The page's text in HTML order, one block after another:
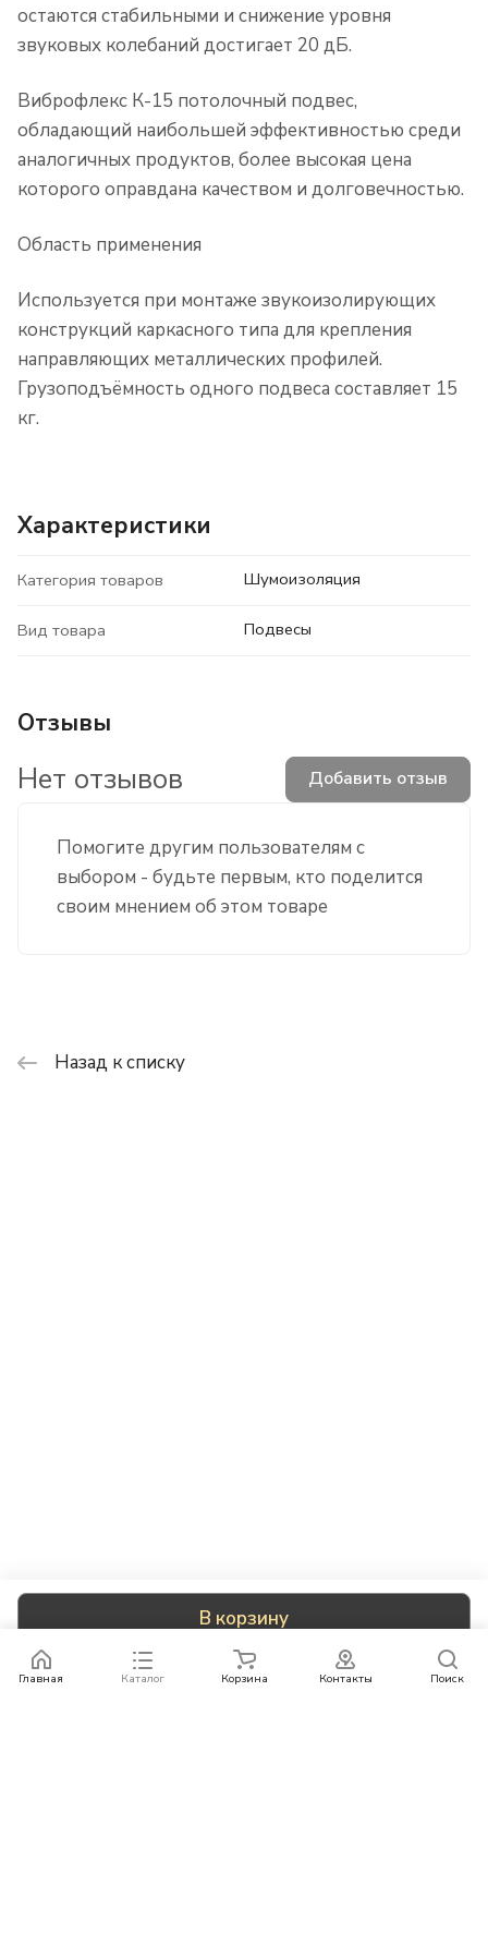
В корзину
остаются стабильными и снижение уровня
звуковых колебаний достигает 20 дБ.
Виброфлекс К-15 потолочный подвес,
обладающий наибольшей эффективностью среди
аналогичных продуктов, более высокая цена
которого оправдана качеством и долговечностью.
Область применения
Используется при монтаже звукоизолирующих
конструкций каркасного типа для крепления
направляющих металлических профилей.
Грузоподъёмность одного подвеса составляет 15
кг.
Характеристики
Категория товаров Шумоизоляция
Вид товара Подвесы
Отзывы
Помогите другим пользователям с
выбором - будьте первым, кто поделится
своим мнением об этом товаре
Нет отзывов Добавить отзыв
Назад к списку
Главная Каталог Корзина Контакты Поиск